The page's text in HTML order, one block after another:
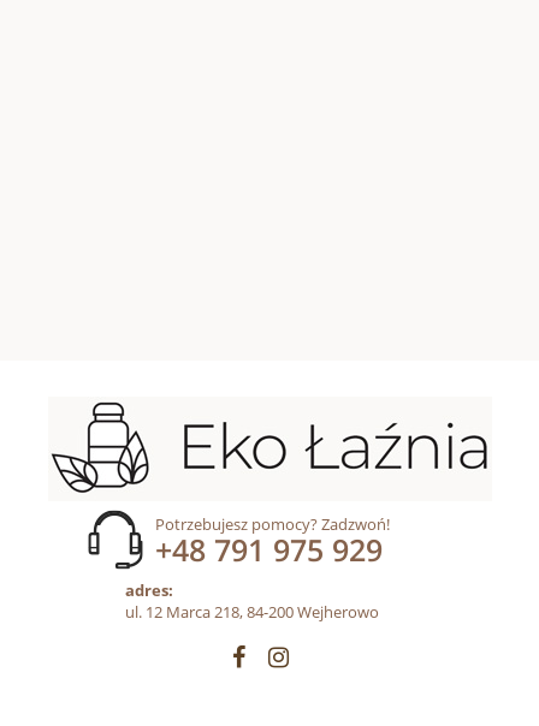
Potrzebujesz pomocy? Zadzwoń!
+48 791 975 929
adres:
ul. 12 Marca 218, 84-200 Wejherowo